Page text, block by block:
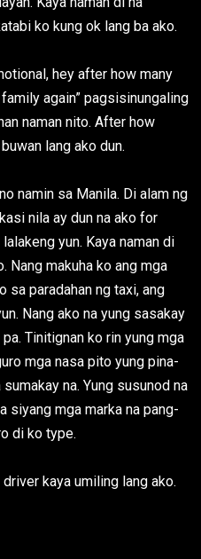
ko kung ok lang ba ako.
hey after how many
again” pagsisinungaling
naman nito. After how
lang ako dun.
namin sa Manila. Di alam ng
nila ay dun na ako for
yun. Kaya naman di
Nang makuha ko ang mga
sa paradahan ng taxi, ang
Nang ako na yung sasakay
Tinitignan ko rin yung mga
mga nasa pito yung pina-
na. Yung susunod na
siyang mga marka na pang-
di ko type.
driver kaya umiling lang ako.